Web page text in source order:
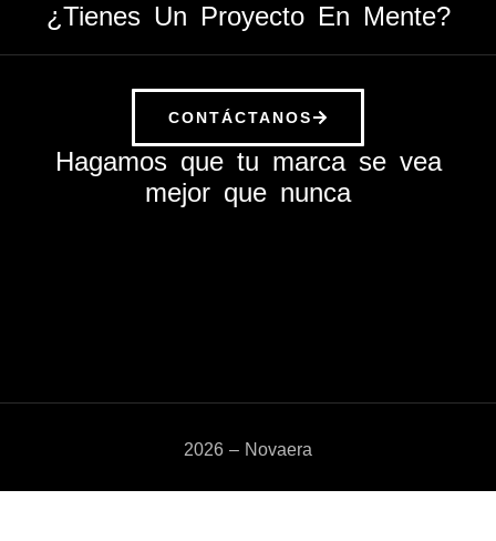
¿Tienes Un Proyecto En Mente?
CONTÁCTANOS
Hagamos que tu marca se vea
mejor que nunca
2026 – Novaera